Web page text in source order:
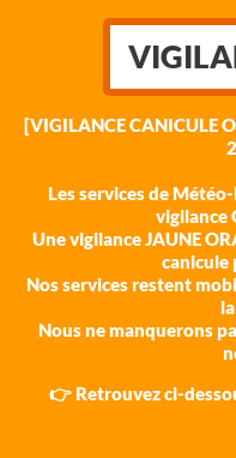
[VIGILANCE CANICULE
Les services de
vigilance
Une vigilance JAUNE
canicule
Nos services restent
Nous ne manquerons
👉 Retrouvez ci-